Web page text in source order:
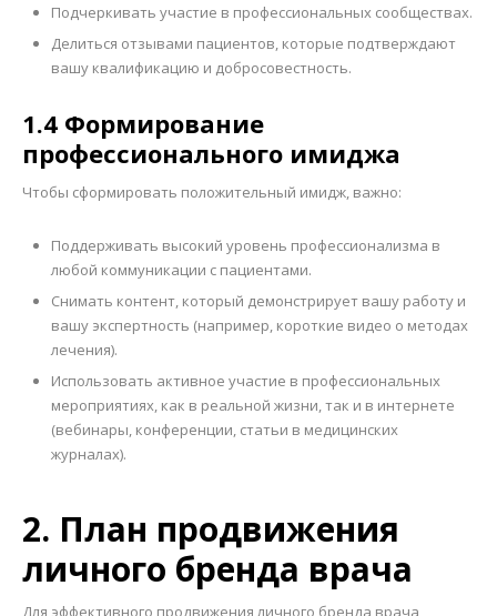
Подчеркивать участие в профессиональных сообществах.
Делиться отзывами пациентов, которые подтверждают
вашу квалификацию и добросовестность.
1.4 Формирование
профессионального имиджа
Чтобы сформировать положительный имидж, важно:
Поддерживать высокий уровень профессионализма в
любой коммуникации с пациентами.
Снимать контент, который демонстрирует вашу работу и
вашу экспертность (например, короткие видео о методах
лечения).
Использовать активное участие в профессиональных
мероприятиях, как в реальной жизни, так и в интернете
(вебинары, конференции, статьи в медицинских
журналах).
2. План продвижения
личного бренда врача
Для эффективного продвижения личного бренда врача